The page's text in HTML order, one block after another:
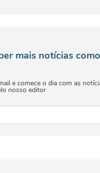
mais notícias
e comece o dia com as
nosso editor